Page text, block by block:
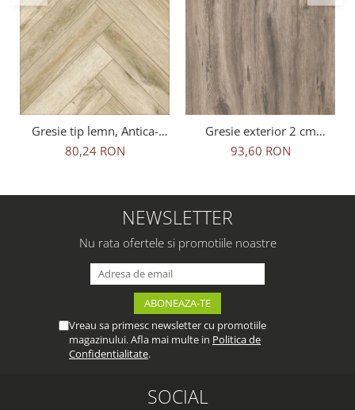
Gresie tip lemn, Antica-
Rustic Natural 6093, 45x45
cm, portelanata, bej, finisaj
80,24 RON
Gresie exterior 2 cm
Natura Wood Oak Outdoor
maro, 0.73mp/cut
93,60 RON
NEWSLETTER
Nu rata ofertele si promotiile noastre
Vreau sa primesc newsletter cu promotiile
magazinului. Afla mai multe in Politica de
Confidentialitate.
SOCIAL